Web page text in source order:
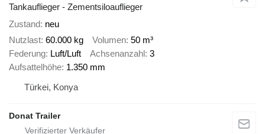
Tankauflieger - Zementsiloauflieger
Zustand neu
Nutzlast 60.000 kg Volumen 50 m³
Federung Luft/Luft Achsenanzahl 3
Aufsattelhöhe 1.350 mm
Türkei, Konya
Donat Trailer